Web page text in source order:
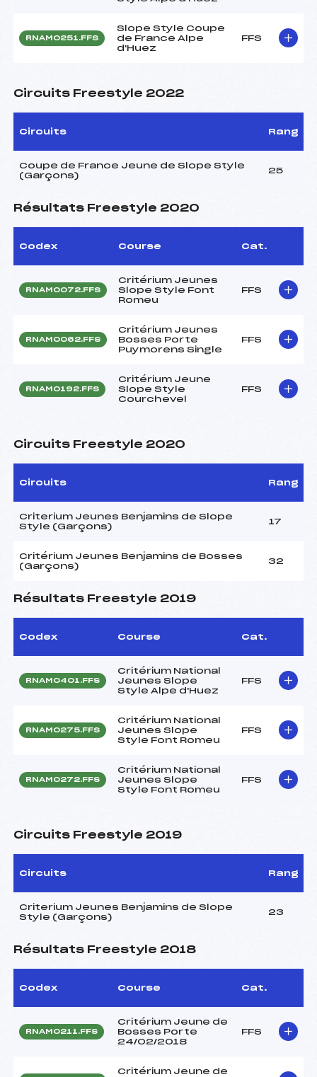
RNAM0251.FFS
Slope Style Coupe
de France Alpe
d'Huez
FFS
Circuits Freestyle 2022
Circuits Rang
Coupe de France Jeune de Slope Style
(Garçons)
25
Résultats Freestyle 2020
Codex Course Cat.
RNAM0072.FFS
Critérium Jeunes
Slope Style Font
Romeu
FFS
RNAM0062.FFS
Critérium Jeunes
Bosses Porte
Puymorens Single
FFS
RNAM0192.FFS
Critérium Jeune
Slope Style
Courchevel
FFS
Circuits Freestyle 2020
Circuits Rang
Criterium Jeunes Benjamins de Slope
Style (Garçons)
17
Critérium Jeunes Benjamins de Bosses
(Garçons)
32
Résultats Freestyle 2019
Codex Course Cat.
RNAM0401.FFS
Critérium National
Jeunes Slope
Style Alpe d'Huez
FFS
RNAM0275.FFS
Critérium National
Jeunes Slope
Style Font Romeu
FFS
RNAM0272.FFS
Critérium National
Jeunes Slope
Style Font Romeu
FFS
Circuits Freestyle 2019
Circuits Rang
Criterium Jeunes Benjamins de Slope
Style (Garçons)
23
Résultats Freestyle 2018
Codex Course Cat.
RNAM0211.FFS
Critérium Jeune de
Bosses Porte
24/02/2018
FFS
Critérium Jeune de